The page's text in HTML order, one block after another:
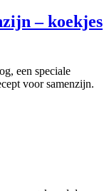
– koekjes
een speciale
voor samenzijn.